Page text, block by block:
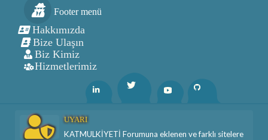
Footer menü
Hakkımızda
Bize Ulaşın
Biz Kimiz
Hizmetlerimiz
Linkedin Twitter Youtube Github
UYARI
KATMULKİYETİ Forumuna eklenen ve farklı sitelere